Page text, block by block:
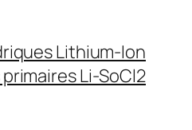
Lithium-Ion
Li-SoCl2